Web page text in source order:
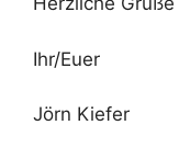
Ihr/Euer
Jörn Kiefer